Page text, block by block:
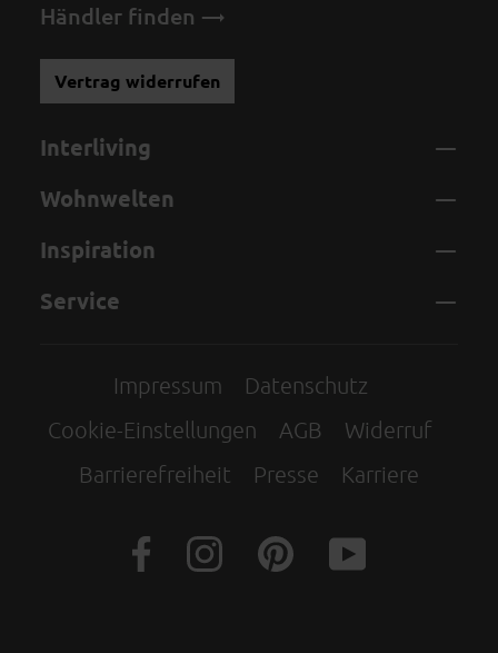
Händler finden
Vertrag widerrufen
Interliving
Wohnwelten
Inspiration
Service
Impressum
Datenschutz
Cookie-Einstellungen
AGB
Widerruf
Barrierefreiheit
Presse Karriere